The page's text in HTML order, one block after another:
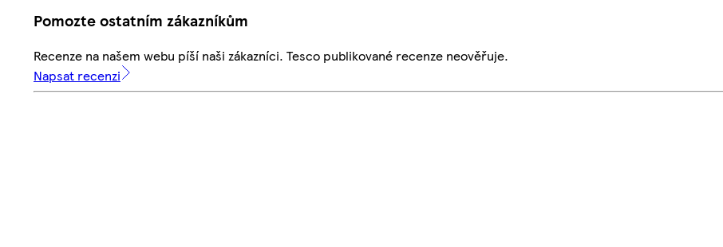
Pomozte ostatním zákazníkům
Recenze na našem webu píší naši zákazníci. Tesco publikované recenze neověřuje.
Napsat recenzi